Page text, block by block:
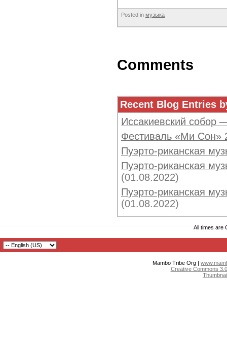
Posted in музыка
Comments
Recent Blog Entries
Иссакиевский собор
Фестиваль «Ми Сон»
Пуэрто-риканская
Пуэрто-риканская
(01.08.2022)
Пуэрто-риканская
(01.08.2022)
All times are
Mambo Tribe Org |
Creative Commons